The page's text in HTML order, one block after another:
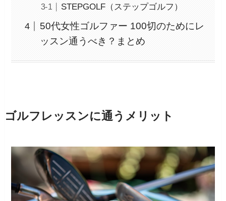
STEPGOLF（ステップゴルフ）
50代女性ゴルファー 100切のためにレ
ッスン通うべき？まとめ
ゴルフレッスンに通うメリット